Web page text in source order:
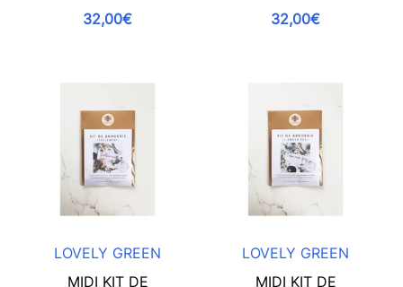
32,00€
32,00€
LOVELY GREEN
MIDI KIT DE
LOVELY GREEN
MIDI KIT DE